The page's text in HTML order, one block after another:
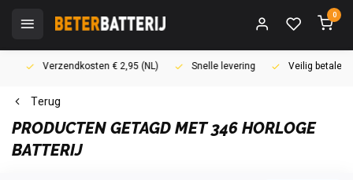
0
Verzendkosten € 2,95 (NL) Snelle levering Veilig betalen
Terug
PRODUCTEN GETAGD MET 346 HORLOGE
BATTERIJ